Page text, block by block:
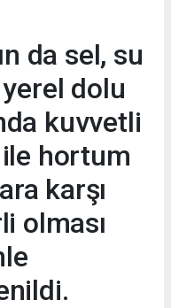
da sel, su
yerel dolu
kuvvetli
ile hortum
karşı
olması